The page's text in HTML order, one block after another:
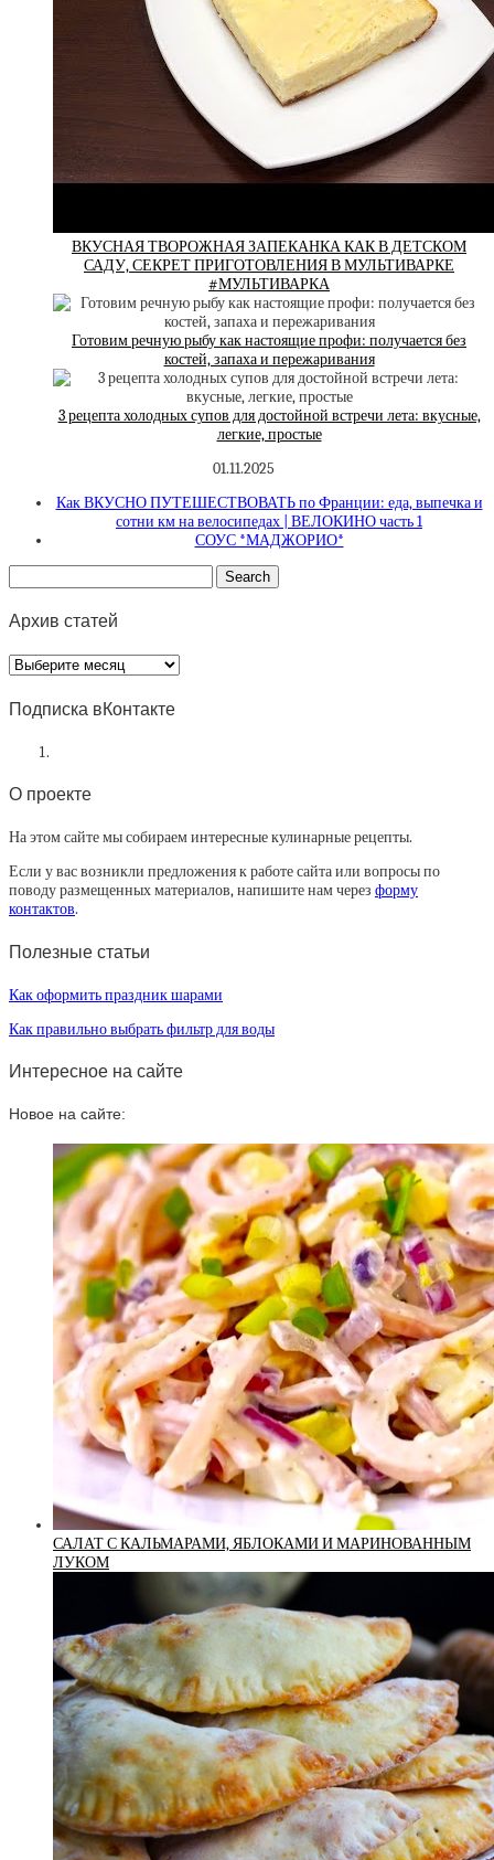
ВКУСНАЯ ТВОРОЖНАЯ ЗАПЕКАНКА КАК В ДЕТСКОМ
САДУ, СЕКРЕТ ПРИГОТОВЛЕНИЯ В МУЛЬТИВАРКЕ
#МУЛЬТИВАРКА
Готовим речную рыбу как настоящие профи: получается без
костей, запаха и пережаривания
3 рецепта холодных супов для достойной встречи лета: вкусные,
легкие, простые
01.11.2025
Как ВКУСНО ПУТЕШЕСТВОВАТЬ по Франции: еда, выпечка и
сотни км на велосипедах | ВЕЛОКИНО часть 1
СОУС *МАДЖОРИО*
Архив статей
Архив
статей
Подписка вКонтакте
О проекте
На этом сайте мы собираем интересные кулинарные рецепты.
Если у вас возникли предложения к работе сайта или вопросы по
поводу размещенных материалов, напишите нам через форму
контактов.
Полезные статьи
Как оформить праздник шарами
Как правильно выбрать фильтр для воды
Интересное на сайте
Новое на сайте:
САЛАТ С КАЛЬМАРАМИ, ЯБЛОКАМИ И МАРИНОВАННЫМ
ЛУКОМ